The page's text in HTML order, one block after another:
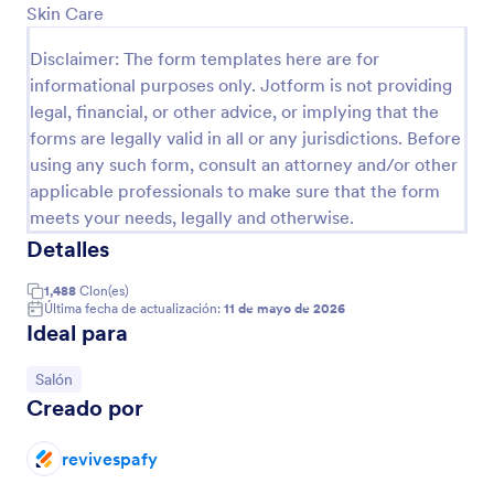
Skin Care
Disclaimer: The form templates here are for
informational purposes only. Jotform is not providing
legal, financial, or other advice, or implying that the
forms are legally valid in all or any jurisdictions. Before
using any such form, consult an attorney and/or other
applicable professionals to make sure that the form
meets your needs, legally and otherwise.
Detalles
1,488 Clon(es)
Última fecha de actualización: 11 de mayo de 2026
Ideal para
Ir a Categoría:
Salón
Creado por
revivespafy
consentimiento a todos los términos y condiciones
de su negocio. Puede personalizar completamente
la plantilla a través del creador de formularios fácil
de usar de Jotform, cambiar, agregar o eliminar
campos a través de la función de arrastrar y soltar,
cambiar los colores, las fuentes y el fondo sin
necesidad de codificación."
Vista previa